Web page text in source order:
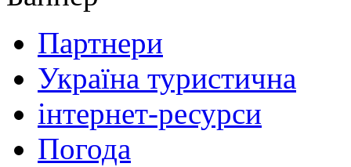
Партнери
Україна туристична
інтернет-ресурси
Погода